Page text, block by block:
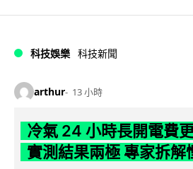
科技娛樂 科技新聞
arthur 13 小時
冷氣 24 小時長開電費
實測結果兩極 專家拆解